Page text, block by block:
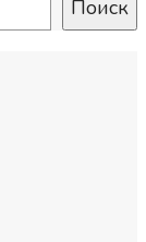
Поиск